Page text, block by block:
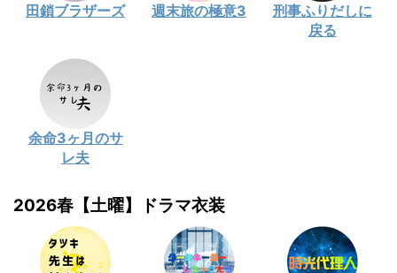
田鎖ブラザーズ 週末旅の極意3
刑事ふりだしに
戻る
余命3ヶ月のサ
レ夫
2026春【土曜】ドラマ衣装